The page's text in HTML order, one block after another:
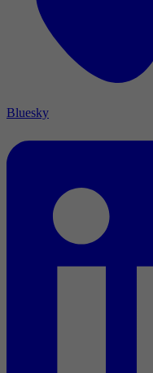
Bluesky